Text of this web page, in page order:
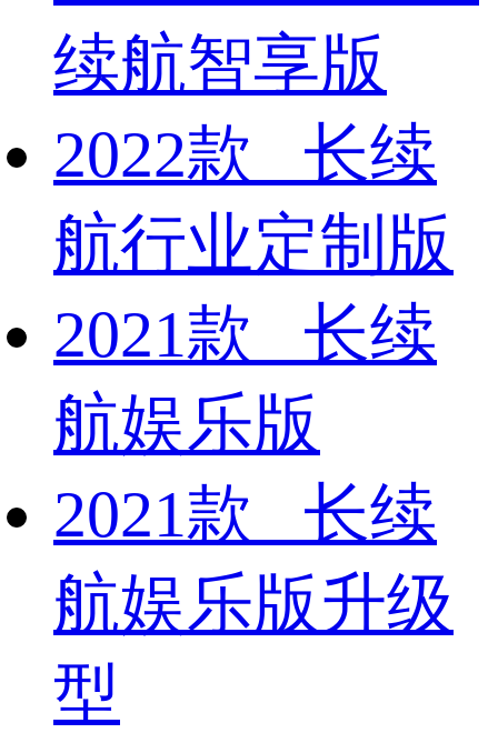
续航智享版
2022款 长续
航行业定制版
2021款 长续
航娱乐版
2021款 长续
航娱乐版升级
型